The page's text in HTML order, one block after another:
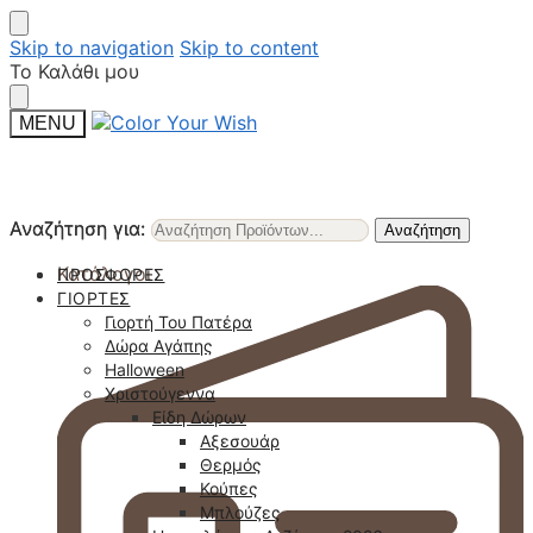
Skip to navigation Skip to content
Το Καλάθι μου
MENU
Αναζήτηση για: Αναζήτηση
Κατάλογοι
Αναζήτηση για: Αναζήτηση
ΠΡΟΣΦΟΡΈΣ
ΓΙΟΡΤΈΣ
Γιορτή Του Πατέρα
Δώρα Αγάπης
Halloween
Χριστούγεννα
Είδη Δώρων
Αξεσουάρ
Θερμός
Κούπες
Μπλούζες